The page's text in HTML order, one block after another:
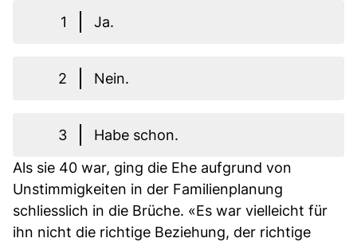
1 Ja.
2 Nein.
3
Habe schon.
Als sie 40 war, ging die Ehe aufgrund von
Unstimmigkeiten in der Familienplanung
schliesslich in die Brüche. «Es war vielleicht für
ihn nicht die richtige Beziehung, der richtige